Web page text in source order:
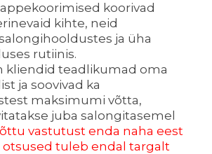
koorivad
kihte, neid
ja üha
rutiinis.
kliendid teadlikumad oma
ja soovivad ka
maksimumi võtta,
juba salongitasemel
vastutust enda naha eest
otsused tuleb endal targalt